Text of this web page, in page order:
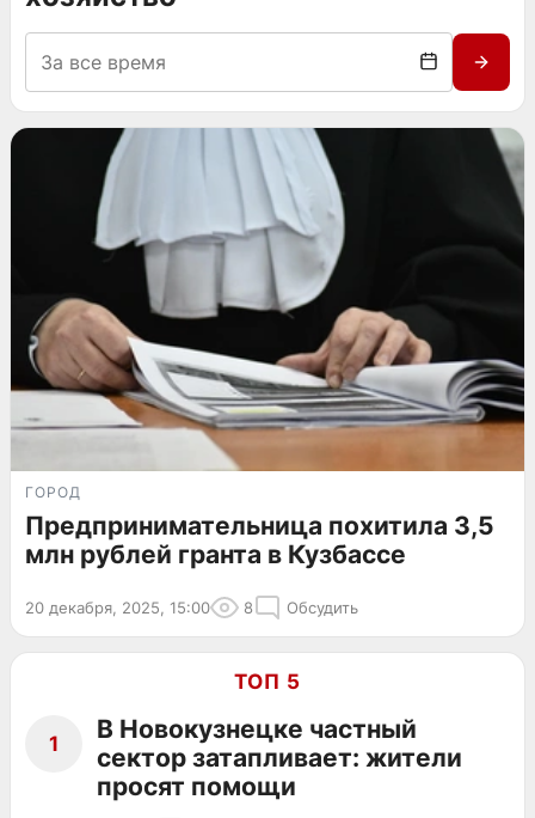
ГОРОД
Предпринимательница похитила 3,5
млн рублей гранта в Кузбассе
20 декабря, 2025, 15:00 8 Обсудить
ТОП 5
1
В Новокузнецке частный
сектор затапливает: жители
просят помощи